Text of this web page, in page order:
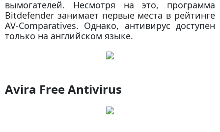
вымогателей. Несмотря на это, программа
Bitdefender занимает первые места в рейтинге
AV-Comparatives. Однако, антивирус доступен
только на английском языке.
Avira Free Antivirus